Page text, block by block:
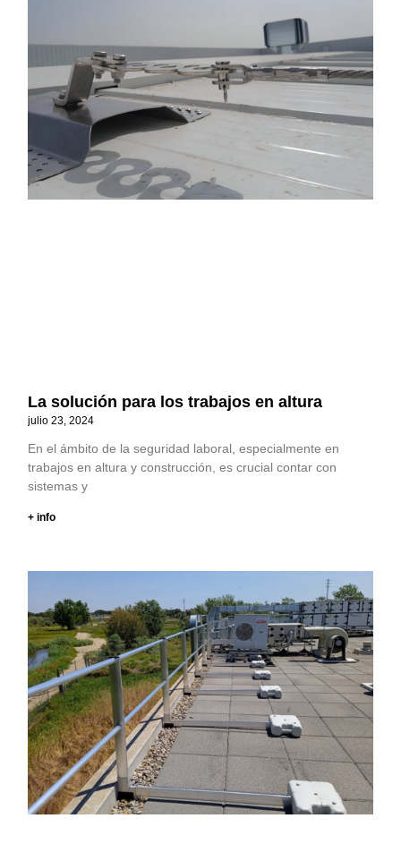
La solución para los trabajos en altura
julio 23, 2024
En el ámbito de la seguridad laboral, especialmente en
trabajos en altura y construcción, es crucial contar con
sistemas y
+ info